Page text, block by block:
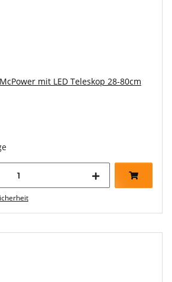
mit LED Teleskop 28-80cm